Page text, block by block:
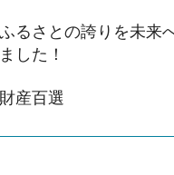
るさとの誇りを未来
した！
産百選